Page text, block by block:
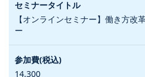
【オンラインセミナー】働き方改
ー
14,300